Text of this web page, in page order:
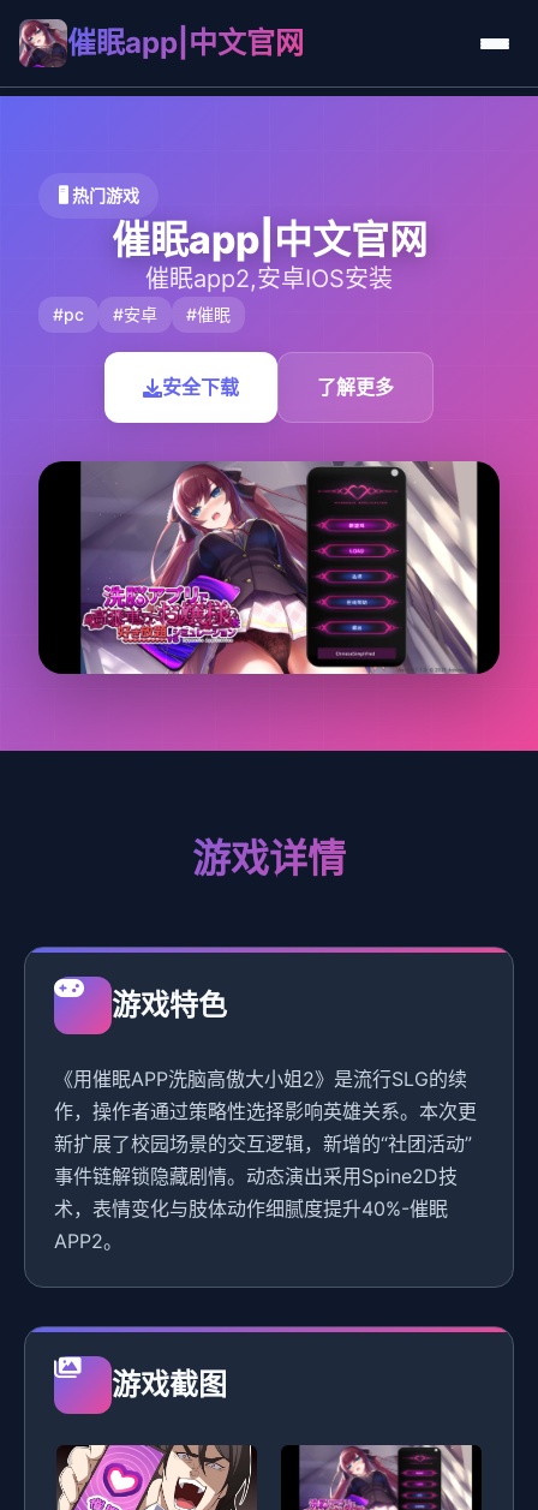
催眠app|中文官网
🖥️ 热门游戏
催眠app|中文官网
催眠app2,安卓IOS安装
#pc #安卓 #催眠
安全下载 了解更多
游戏详情
游戏特色
《用催眠APP洗脑高傲大小姐2》是流行SLG的续
作，操作者通过策略性选择影响英雄关系。本次更
新扩展了校园场景的交互逻辑，新增的“社团活动”
事件链解锁隐藏剧情。动态演出采用Spine2D技
术，表情变化与肢体动作细腻度提升40%-催眠
APP2。
游戏截图